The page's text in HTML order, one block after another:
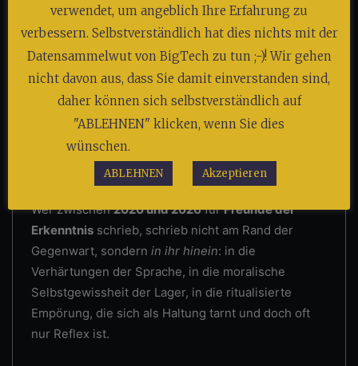
Autor
Freunde der Erkenntnis
Wer zwischen2020 und 2026fürFreunde der
Erkenntnisschrieb, schrieb nicht am Rand der
Gegenwart, sondern in ihr hinein: in die
Verhärtungen der Sprache, in die moralische
Selbstgewissheit der Lager, in die ritualisierte
Empörung, die sich als Haltung tarnt und doch oft
nur Reflex ist.
verwendet, um angeblich Ihre Erfahrung zu
verbessern. Selbstverständlich hat dies nichts mit der
Datensammelwut von BigTech zu tun ;-)! Wir gehen
nicht davon aus, dass Sie damit einverstanden sind,
daher können sich selbstverständlich auf
"ABLEHNEN" klicken, wenn Sie dies
wünschen.
ABLEHNEN Akzeptieren